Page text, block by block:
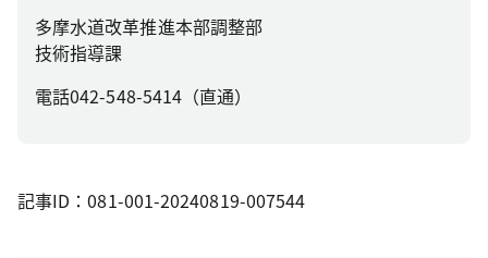
多摩水道改革推進本部調整部
技術指導課
電話042-548-5414（直通）
記事ID：081-001-20240819-007544